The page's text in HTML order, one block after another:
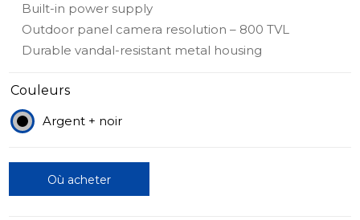
Built-in power supply
Outdoor panel camera resolution – 800 TVL
Durable vandal-resistant metal housing
Couleurs
Argent + noir
Où acheter